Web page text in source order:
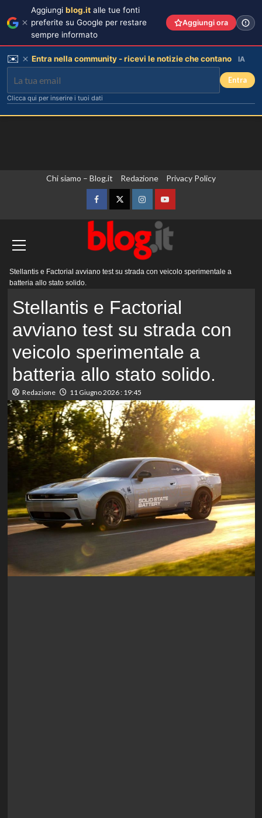
Chi siamo – Blog.it Redazione Privacy Policy
FacebookTwitterInstagramYouTube
principale
Stellantis e Factorial avviano test su strada con veicolo sperimentale a
batteria allo stato solido.
Stellantis e Factorial
avviano test su strada con
veicolo sperimentale a
batteria allo stato solido.
Redazione 11 Giugno 2026 : 19:45
Aggiungi blog.it alle tue fonti
preferite su Google per restare
sempre informato
Aggiungi ora
✉️ Entra nella community - ricevi le notizie che contano IA
Entra
Clicca qui per inserire i tuoi dati